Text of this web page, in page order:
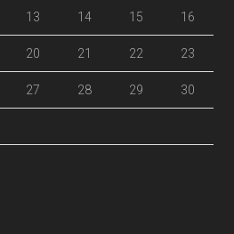
13 14 15 16
20 21 22 23
27 28 29 30